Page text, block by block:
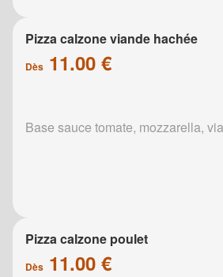
Pizza calzone viande hachée
Dès 11.00 €
Base sauce tomate, mozzarella,
Pizza calzone poulet
Dès 11.00 €